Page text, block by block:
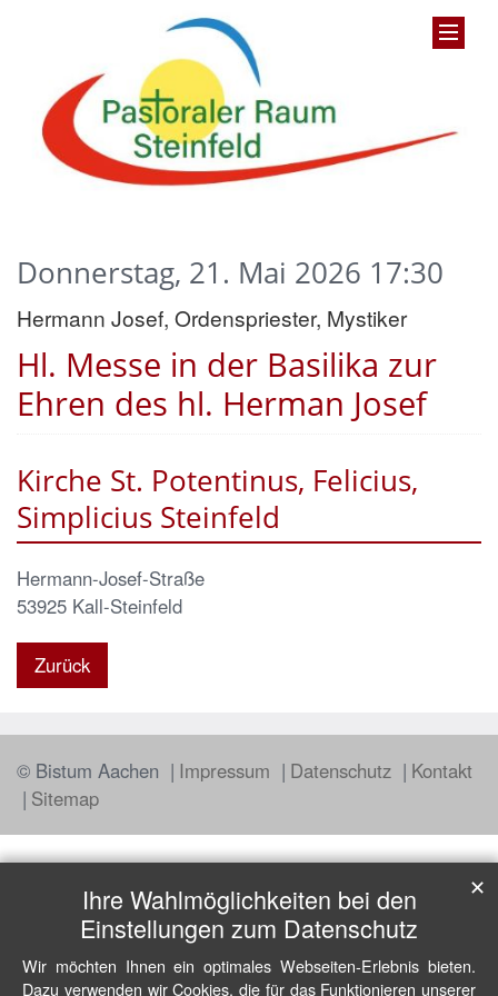
Hl. Messe in der Basilika zur
Ehren des hl. Herman Josef
Donnerstag, 21. Mai 2026 17:30
Hermann Josef, Ordenspriester, Mystiker
Kirche St. Potentinus, Felicius,
Simplicius Steinfeld
Hermann-Josef-Straße
53925 Kall-Steinfeld
Zurück
© Bistum Aachen Impressum Datenschutz
Kontakt
Sitemap
Ihre Wahlmöglichkeiten bei den
Einstellungen zum Datenschutz
Wir möchten Ihnen ein optimales Webseiten-Erlebnis bieten.
Dazu verwenden wir Cookies, die für das Funktionieren unserer
✕